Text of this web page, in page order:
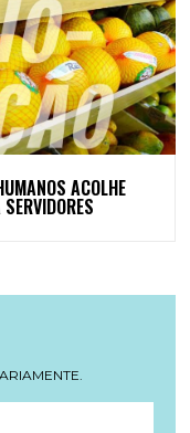
ACOLHE